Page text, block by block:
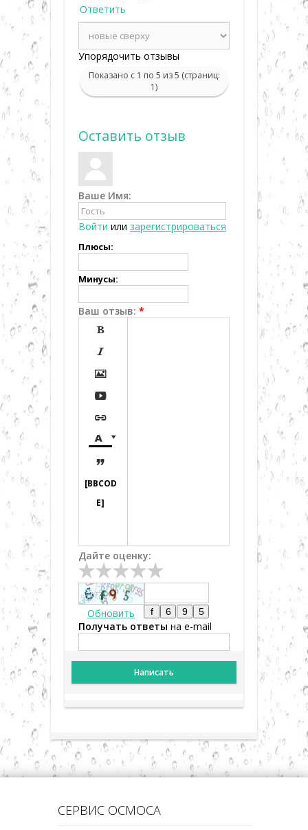
Ответить
Упорядочить отзывы
Показано с 1 по 5 из 5 (страниц:
1)
Оставить отзыв
Ваше Имя:
Войти или зарегистрироваться
Плюсы:
Минусы:
Ваш отзыв: *








[BBCOD
E]
Дайте оценку:
Обновить
Получать ответы на e-mail
Написать
СЕРВИС ОСМОСА